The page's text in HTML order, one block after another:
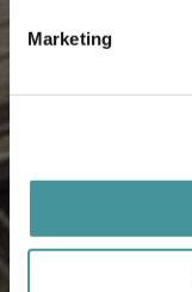
Marketing